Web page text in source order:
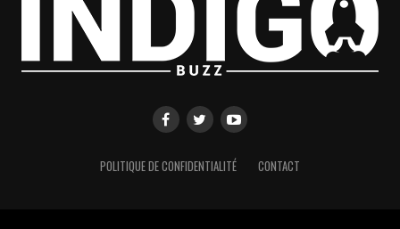
POLITIQUE DE CONFIDENTIALITÉ CONTACT